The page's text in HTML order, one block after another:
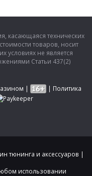
касающаяся технических
товаров, носит
условиях не является
Статьи 437(2)
| | Политика
тюнинга и аксессуаров |
использовании